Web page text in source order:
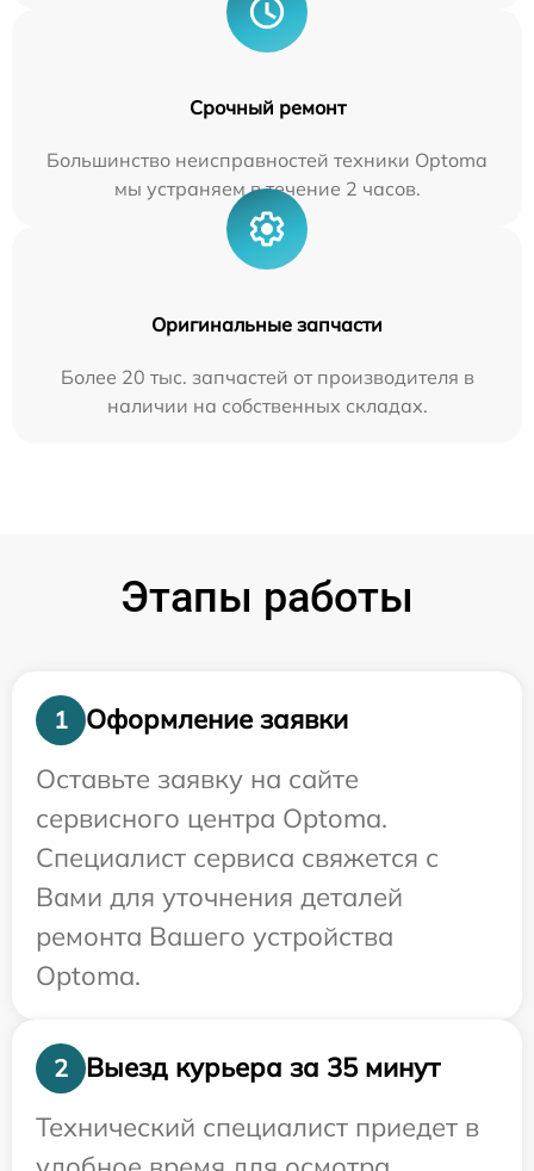
Срочный ремонт
Большинство неисправностей техники Optoma
мы устраняем в течение 2 часов.
Оригинальные запчасти
Более 20 тыс. запчастей от производителя в
наличии на собственных складах.
Этапы работы
1
Оформление заявки
Оставьте заявку на сайте
сервисного центра Optoma.
Специалист сервиса свяжется с
Вами для уточнения деталей
ремонта Вашего устройства
Optoma.
2
Выезд курьера за 35 минут
Технический специалист приедет в